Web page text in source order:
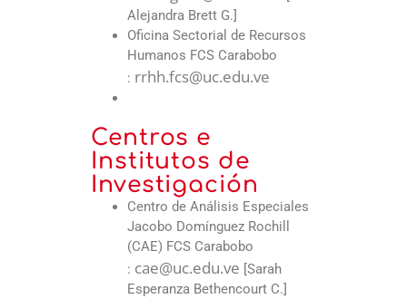
Alejandra Brett G.]
Oficina Sectorial de Recursos
Humanos FCS Carabobo
: rrhh.fcs@uc.edu.ve
Centros e
Institutos de
Investigación
Centro de Análisis Especiales
Jacobo Domínguez Rochill
(CAE) FCS Carabobo
: cae@uc.edu.ve [Sarah
Esperanza Bethencourt C.]